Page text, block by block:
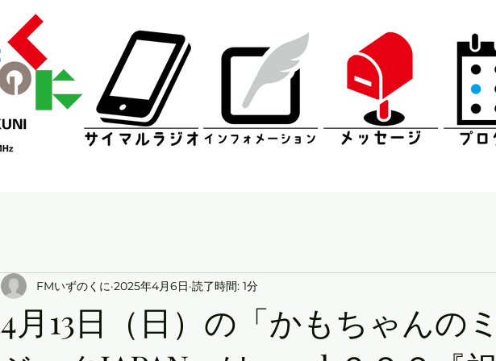
4月13日（日）の「かもちゃんの
FMいずのくに 2025年4月6日 読了時間: 1分